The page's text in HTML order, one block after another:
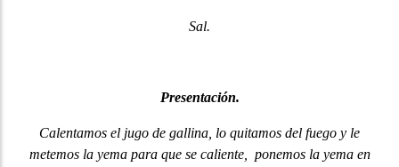
Sal.
Presentación.
Calentamos el jugo de gallina, lo quitamos del fuego y le
metemos la yema para que se caliente, ponemos la yema en